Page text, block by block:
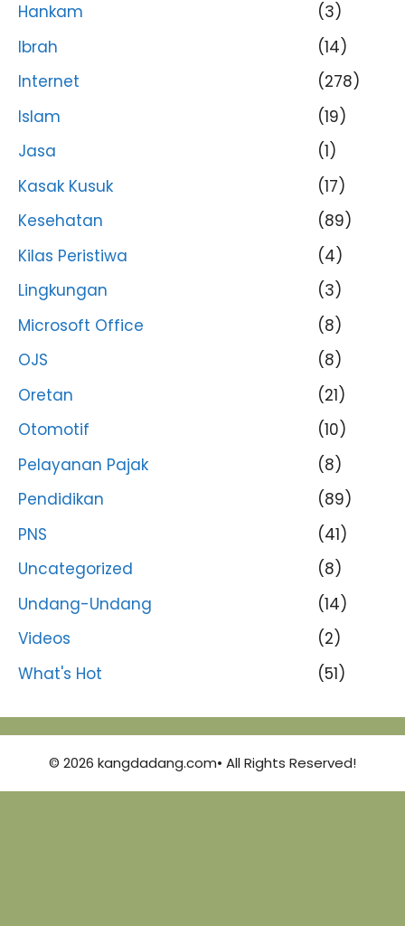
Hankam
(3)
Ibrah
(14)
Internet
(278)
Islam
(19)
Jasa
(1)
Kasak Kusuk
(17)
Kesehatan
(89)
Kilas Peristiwa
(4)
Lingkungan
(3)
Microsoft Office
(8)
OJS
(8)
Oretan
(21)
Otomotif
(10)
Pelayanan Pajak
(8)
Pendidikan
(89)
PNS
(41)
Uncategorized
(8)
Undang-Undang
(14)
Videos
(2)
What's Hot
(51)
© 2026 kangdadang.com• All Rights Reserved!